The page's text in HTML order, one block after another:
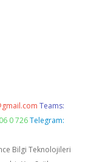
Teams:
0 726 Telegram:
Bilgi Teknolojileri